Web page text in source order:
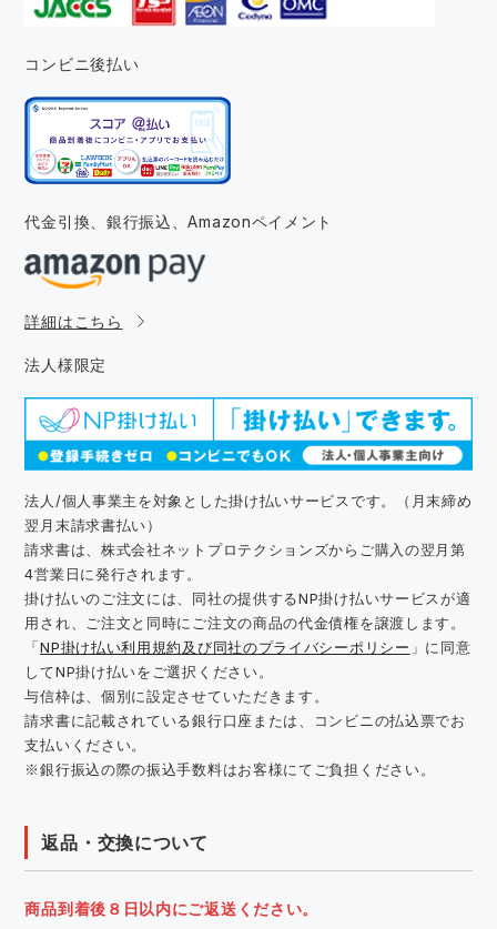
コンビニ後払い
代金引換、銀行振込、Amazonペイメント
詳細はこちら
法人様限定
法人/個人事業主を対象とした掛け払いサービスです。（月末締め
翌月末請求書払い）
請求書は、株式会社ネットプロテクションズからご購入の翌月第
4営業日に発行されます。
掛け払いのご注文には、同社の提供するNP掛け払いサービスが適
用され、ご注文と同時にご注文の商品の代金債権を譲渡します。
「NP掛け払い利用規約及び同社のプライバシーポリシー 」に同意
してNP掛け払いをご選択ください。
与信枠は、個別に設定させていただきます。
請求書に記載されている銀行口座または、コンビニの払込票でお
支払いください。
※銀行振込の際の振込手数料はお客様にてご負担ください。
返品・交換について
商品到着後８日以内にご返送ください。